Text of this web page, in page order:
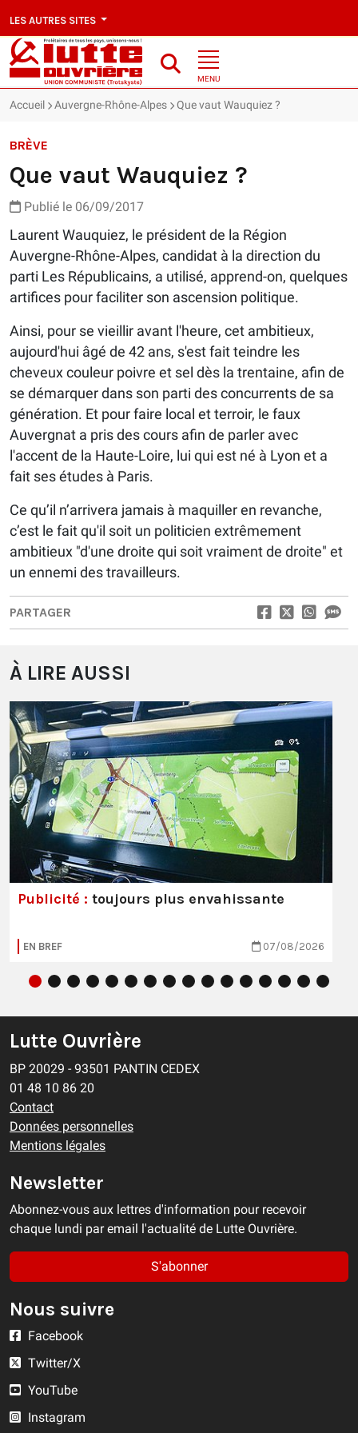
LES AUTRES SITES
MENU
Accueil Auvergne-Rhône-Alpes Que vaut Wauquiez ?
BRÈVE
Que vaut Wauquiez ?
Publié le 06/09/2017
Laurent Wauquiez, le président de la Région
Auvergne-Rhône-Alpes, candidat à la direction du
parti Les Républicains, a utilisé, apprend-on, quelques
artifices pour faciliter son ascension politique.
Ainsi, pour se vieillir avant l'heure, cet ambitieux,
aujourd'hui âgé de 42 ans, s'est fait teindre les
cheveux couleur poivre et sel dès la trentaine, afin de
se démarquer dans son parti des concurrents de sa
génération. Et pour faire local et terroir, le faux
Auvergnat a pris des cours afin de parler avec
l'accent de la Haute-Loire, lui qui est né à Lyon et a
fait ses études à Paris.
Ce qu’il n’arrivera jamais à maquiller en revanche,
c’est le fait qu'il soit un politicien extrêmement
ambitieux "d'une droite qui soit vraiment de droite" et
un ennemi des travailleurs.
PARTAGER
À LIRE AUSSI
Publicité : toujours plus envahissante
EN BREF 07/08/2026
Lutte Ouvrière
BP 20029 - 93501 PANTIN CEDEX
01 48 10 86 20
Contact
Données personnelles
Mentions légales
Newsletter
Abonnez-vous aux lettres d'information pour recevoir
chaque lundi par email l'actualité de Lutte Ouvrière.
S'abonner
Nous suivre
Facebook
Twitter/X
YouTube
Instagram